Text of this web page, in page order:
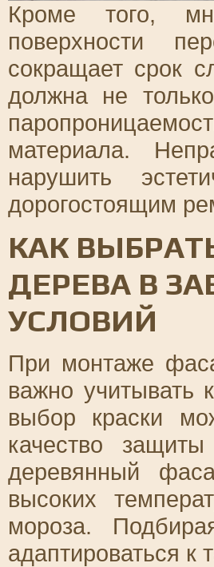
Кроме того,
поверхности
сокращает срок
должна не
материала.
нарушить
дорогостоящим
КАК
ДЕРЕВА В
УСЛОВИЙ
При монтаже
важно учитывать
выбор краски
качество
деревянный
высоких
мороза.
адаптироваться к